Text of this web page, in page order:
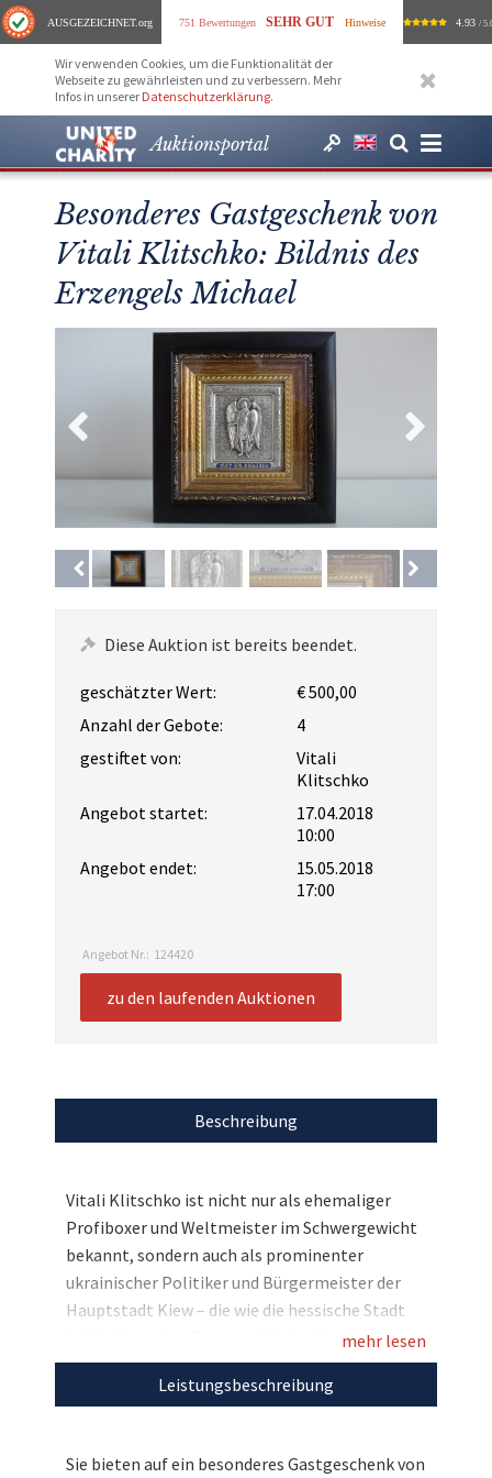
AUSGEZEICHNET.org 751 Bewertungen SEHR GUT Hinweise 4.93 /
Wir verwenden Cookies, um die Funktionalität der
Webseite zu gewährleisten und zu verbessern. Mehr
Infos in unserer Datenschutzerklärung.
Auktionsportal
Besonderes Gastgeschenk von
Vitali Klitschko: Bildnis des
Erzengels Michael
Diese Auktion ist bereits beendet.
geschätzter Wert:
€ 500,00
Anzahl der Gebote:
4
gestiftet von:
Vitali
Klitschko
Angebot startet:
17.04.2018
10:00
Angebot endet:
15.05.2018
17:00
Angebot Nr.: 124420
zu den laufenden Auktionen
Beschreibung
Vitali Klitschko ist nicht nur als ehemaliger
Profiboxer und Weltmeister im Schwergewicht
bekannt, sondern auch als prominenter
ukrainischer Politiker und Bürgermeister der
Hauptstadt Kiew – die wie die hessische Stadt
Schlüchtern den Erzengel Michael im Wappen
trägt. Aus diesem Grund stattete der Weltstar
Schlüchtern einen Besuch ab und ließ gleich
mehr lesen
Leistungsbeschreibung
Sie bieten auf ein besonderes Gastgeschenk von